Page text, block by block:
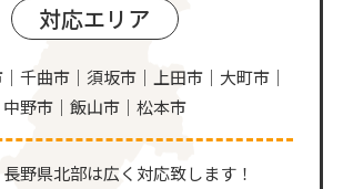
対応エリア
千曲市｜須坂市｜上田市｜大町市｜
中野市｜飯山市｜松本市
野県北部は広く対応致します！